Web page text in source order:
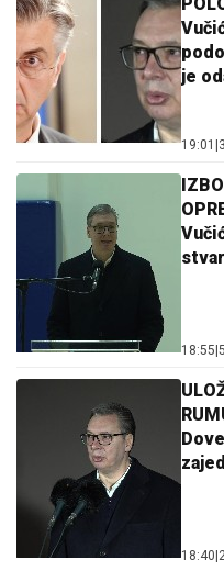
je
19:01
stvar
18:55
18:40